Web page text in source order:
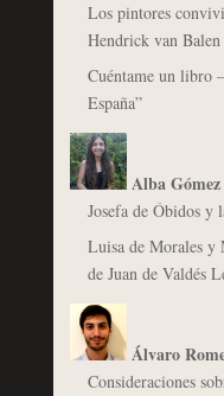
Los pintores
Hendrick van Balen
Cuéntame un libro
España”
Alba
Josefa de Óbidos y
Luisa de Morales y
de Juan de Valdés
Álvaro
Consideraciones